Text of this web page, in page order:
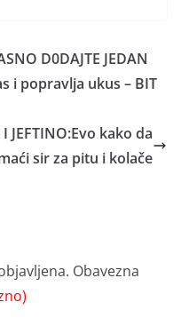
D0DAJTE JEDAN
i popravlja ukus – BIT
JEFTINO:Evo kako da
sir za pitu i kolače
Obavezna